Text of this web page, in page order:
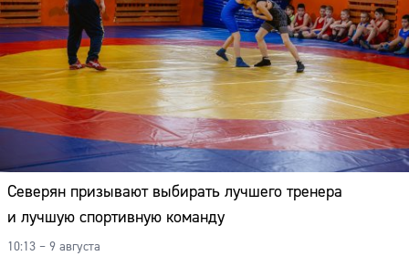
Северян призывают выбирать лучшего тренера
и лучшую спортивную команду
10:13 – 9 августа